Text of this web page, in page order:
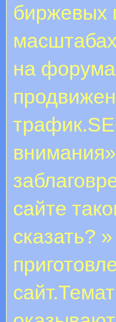
биржевых
на
сайте
сказать?